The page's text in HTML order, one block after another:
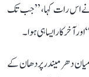
نے اس رات کہا، ’’جب تک
آخرکار ایسا ہی ہوا۔
کے درمیان دھرمیندر پردھان کے